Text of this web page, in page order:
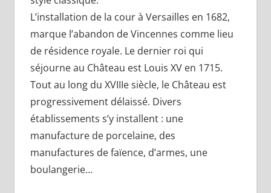
L’installation de la cour à Versailles en 1682,
marque l’abandon de Vincennes comme lieu
de résidence royale. Le dernier roi qui
séjourne au Château est Louis XV en 1715.
Tout au long du XVIIIe siècle, le Château est
progressivement délaissé. Divers
établissements s’y installent : une
manufacture de porcelaine, des
manufactures de faïence, d’armes, une
boulangerie…